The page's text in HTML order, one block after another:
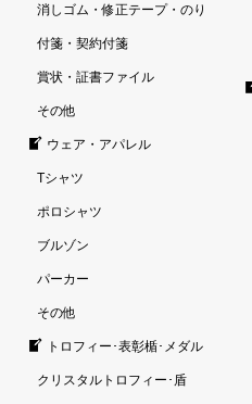
消しゴム・修正テープ・のり
付箋・契約付箋
賞状・証書ファイル
その他
ウェア・アパレル
Tシャツ
ポロシャツ
ブルゾン
パーカー
その他
トロフィー･表彰楯･メダル
クリスタルトロフィー･盾